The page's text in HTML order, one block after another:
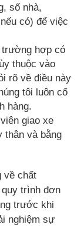
số nhà,
có) để việc
trường hợp có
thuộc vào
rõ về điều này
tôi luôn cố
hàng.
giao xe
thân và bằng
về chất
quy trình đơn
trước khi
nghiệm sự